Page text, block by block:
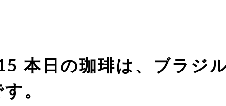
本日の珈琲は、ブラジ
。